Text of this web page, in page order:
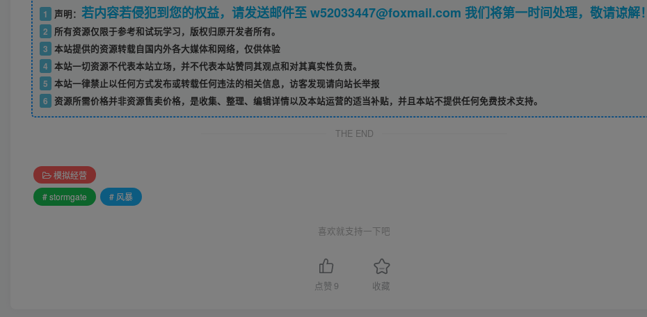
1 声明： 若内容若侵犯到您的权益，请发送邮件至 w52033447@foxmail.com 我们将第一时间处理，敬请谅解！
2
所有资源仅限于参考和试玩学习，版权归原开发者所有。
3 本站提供的资源转载自国内外各大媒体和网络，仅供体验
4 本站一切资源不代表本站立场，并不代表本站赞同其观点和对其真实性负责。
5 本站一律禁止以任何方式发布或转载任何违法的相关信息，访客发现请向站长举报
6
资源所需价格并非资源售卖价格，是收集、整理、编辑详情以及本站运营的适当补贴，并且本站不提供任何免费技术支持。
THE END
模拟经营
# stormgate
# 风暴
喜欢就支持一下吧
点赞 9 收藏